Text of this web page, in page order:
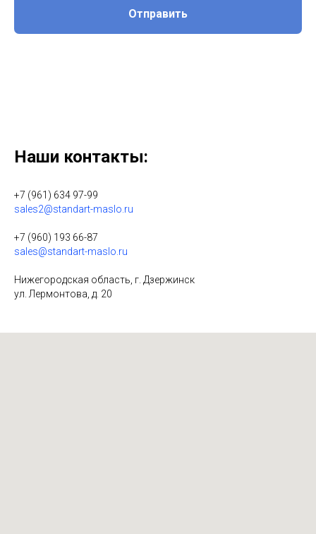
Отправить
Наши контакты:
+7 (961) 634 97-99
sales2@standart-maslo.ru
+7 (960) 193 66-87
sales@standart-maslo.ru
Нижегородская область, г. Дзержинск
ул. Лермонтова, д. 20